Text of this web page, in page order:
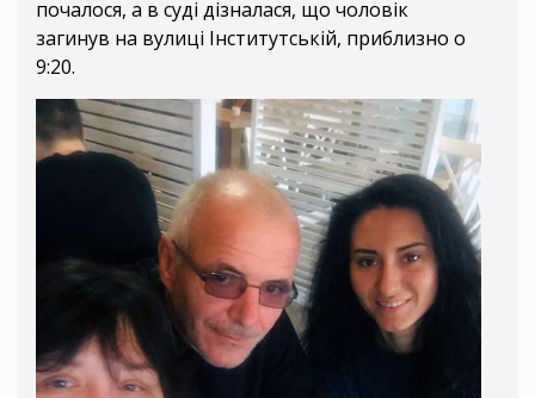
почалося, а в суді дізналася, що чоловік
загинув на вулиці Інститутській, приблизно о
9:20.